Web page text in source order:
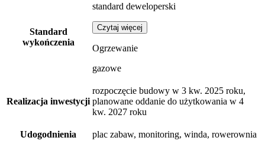
Standard
wykończenia
standard deweloperski
Czytaj więcej
Ogrzewanie
gazowe
Realizacja inwestycji
rozpoczęcie budowy w 3 kw. 2025 roku,
planowane oddanie do użytkowania w 4
kw. 2027 roku
Udogodnienia plac zabaw, monitoring, winda, rowerownia